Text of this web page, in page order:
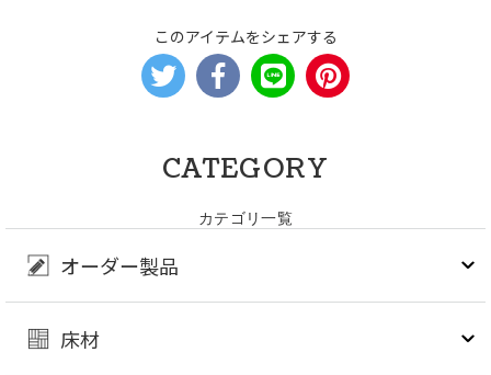
このアイテムをシェアする
CATEGORY
カテゴリ一覧
オーダー製品
床材